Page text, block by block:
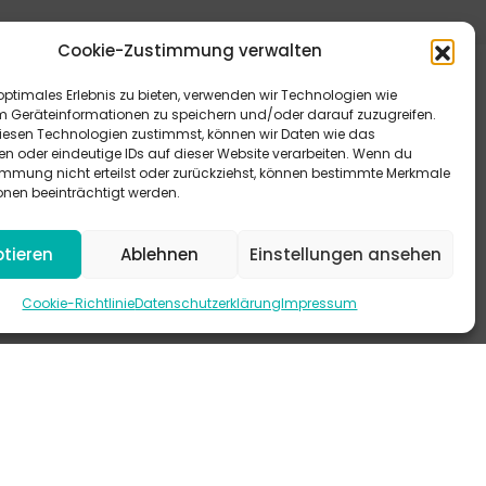
Cookie-Zustimmung verwalten
Erlebnis zu bieten, verwenden wir Technologien wie
Geräteinformationen zu speichern und/oder darauf zuzugreifen.
Technologien zustimmst, können wir Daten wie das
oder eindeutige IDs auf dieser Website verarbeiten. Wenn du
nicht erteilst oder zurückziehst, können bestimmte Merkmale
beeinträchtigt werden.
Ablehnen Einstellungen ansehen
Cookie-RichtlinieDatenschutzerklärungImpressum
Antworten bieten dir unsere FAQ.
mal auf Instagram vorbei.